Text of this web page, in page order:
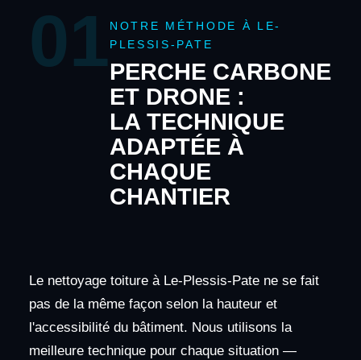
01 NOTRE MÉTHODE À LE-
PLESSIS-PATE
PERCHE CARBONE
ET DRONE :
LA TECHNIQUE
ADAPTÉE À
CHAQUE
CHANTIER
Le nettoyage toiture à Le-Plessis-Pate ne se fait
pas de la même façon selon la hauteur et
l'accessibilité du bâtiment. Nous utilisons la
meilleure technique pour chaque situation —